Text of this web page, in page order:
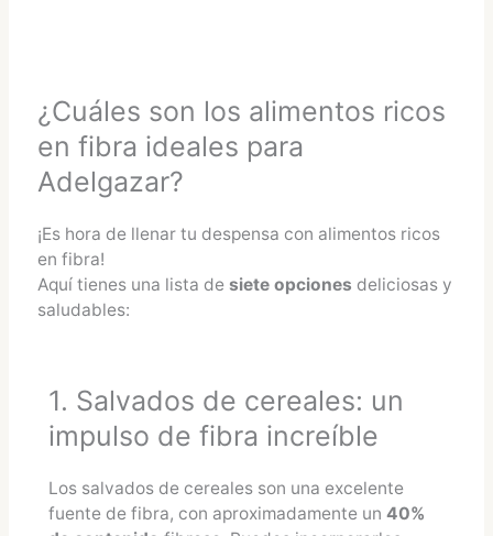
¿Cuáles son los alimentos ricos
en fibra ideales para
Adelgazar?
¡Es hora de llenar tu despensa con alimentos ricos
en fibra!
Aquí tienes una lista de siete opciones deliciosas y
saludables:
1. Salvados de cereales: un
impulso de fibra increíble
Los salvados de cereales son una excelente
fuente de fibra, con aproximadamente un 40%